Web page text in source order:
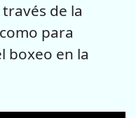
de la
para
boxeo en la